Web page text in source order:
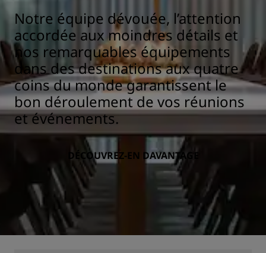
Notre équipe dévouée, l’attention
accordée aux moindres détails et
nos remarquables équipements
dans des destinations aux quatre
coins du monde garantissent le
bon déroulement de vos réunions
et événements.
DÉCOUVREZ-EN DAVANTAGE